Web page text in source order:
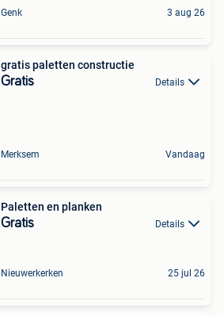
Genk 3 aug 26
gratis paletten constructie
Gratis Details
Merksem Vandaag
Paletten en planken
Gratis Details
Nieuwerkerken 25 jul 26